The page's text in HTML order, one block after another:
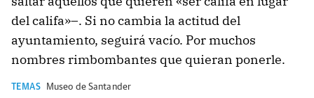
del califa»–. Si no cambia la actitud del
ayuntamiento, seguirá vacío. Por muchos
nombres rimbombantes que quieran ponerle.
TEMAS Museo de Santander